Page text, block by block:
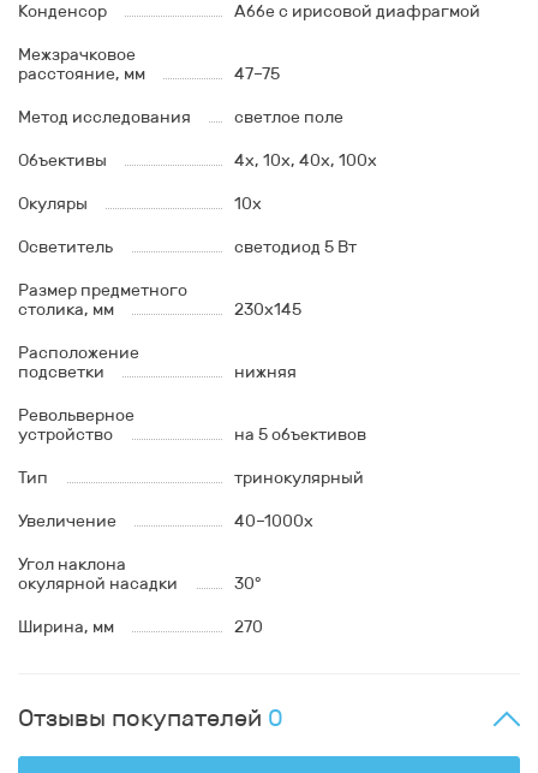
Конденсор Аббе с ирисовой диафрагмой
Межзрачковое
расстояние, мм
47–75
Метод исследования светлое поле
Объективы 4x, 10x, 40x, 100x
Окуляры 10x
Осветитель светодиод 5 Вт
Размер предметного
столика, мм
230x145
Расположение
подсветки
нижняя
Револьверное
устройство
на 5 объективов
Тип тринокулярный
Увеличение 40–1000x
Угол наклона
окулярной насадки
30°
Ширина, мм 270
Отзывы покупателей 0